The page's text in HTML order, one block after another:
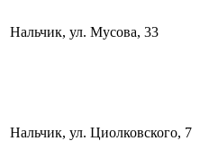
Нальчик, ул. Мусова, 33
Нальчик, ул. Циолковского, 7